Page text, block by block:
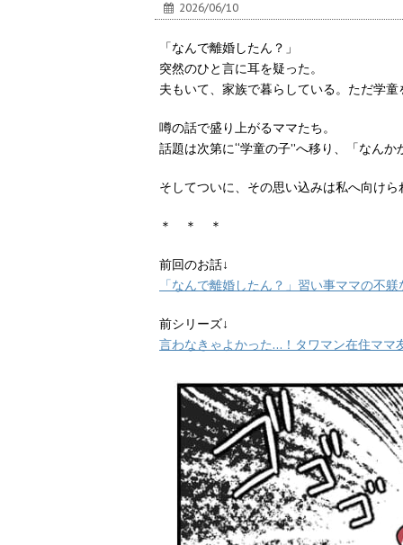
2026/06/10
「なんで離婚したん？」
突然のひと言に耳を疑った。
夫もいて、家族で暮らしている。ただ学
噂の話で盛り上がるママたち。
話題は次第に“学童の子”へ移り、「なん
そしてついに、その思い込みは私へ向け
＊ ＊ ＊
前回のお話↓
「なんで離婚したん？」習い事ママの不
前シリーズ↓
言わなきゃよかった…！タワマン在住マ